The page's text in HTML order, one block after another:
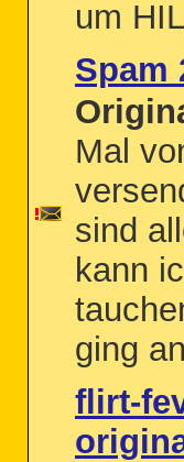
um
Spam
Mal
sind
kann
ging
flirt-